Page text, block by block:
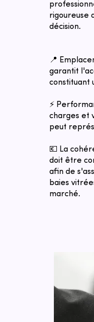
rigoureuse
décision.
📍
garantit
constituant
⚡
charges et
peut
💶 La
doit être
afin de
baies
marché.